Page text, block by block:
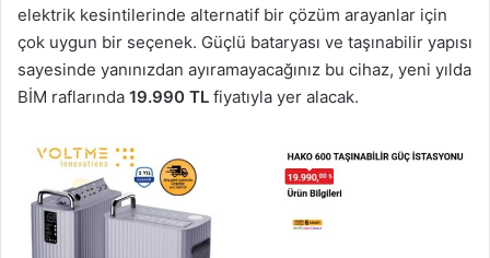
elektrik kesintilerinde alternatif bir çözüm arayanlar için
çok uygun bir seçenek. Güçlü bataryası ve taşınabilir yapısı
sayesinde yanınızdan ayıramayacağınız bu cihaz, yeni yılda
BİM raflarında 19.990 TL fiyatıyla yer alacak.